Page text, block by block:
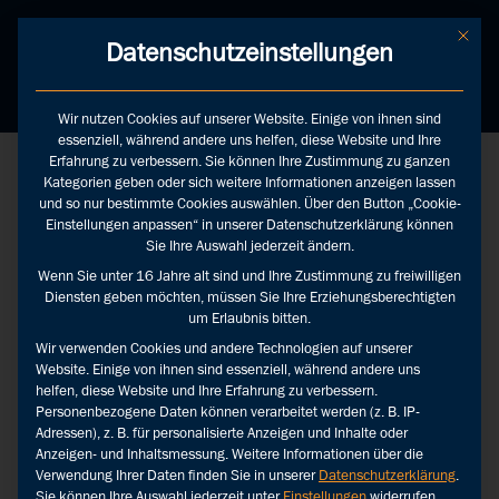
Presseclipping: crossmediale und
zielführende Medienbeobachtung zum
Festpreis
Mit
Datenschutzeinstellungen
Wir nutzen Cookies auf unserer Website. Einige von ihnen sind
essenziell, während andere uns helfen, diese Website und Ihre
Erfahrung zu verbessern. Sie können Ihre Zustimmung zu ganzen
Kategorien geben oder sich weitere Informationen anzeigen lassen
und so nur bestimmte Cookies auswählen. Über den Button „Cookie-
Einstellungen anpassen“ in unserer Datenschutzerklärung können
Sie Ihre Auswahl jederzeit ändern.
Wenn Sie unter 16 Jahre alt sind und Ihre Zustimmung zu freiwilligen
Diensten geben möchten, müssen Sie Ihre Erziehungsberechtigten
um Erlaubnis bitten.
Wir verwenden Cookies und andere Technologien auf unserer
Website. Einige von ihnen sind essenziell, während andere uns
helfen, diese Website und Ihre Erfahrung zu verbessern.
Personenbezogene Daten können verarbeitet werden (z. B. IP-
Adressen), z. B. für personalisierte Anzeigen und Inhalte oder
Anzeigen- und Inhaltsmessung.Weitere Informationen über die
Verwendung Ihrer Daten finden Sie in unsererDatenschutzerklärung.